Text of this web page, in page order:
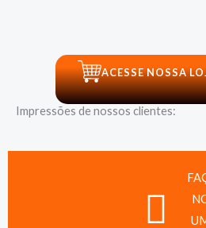
ACESSE NOSSA
Impressões de nossos clientes: